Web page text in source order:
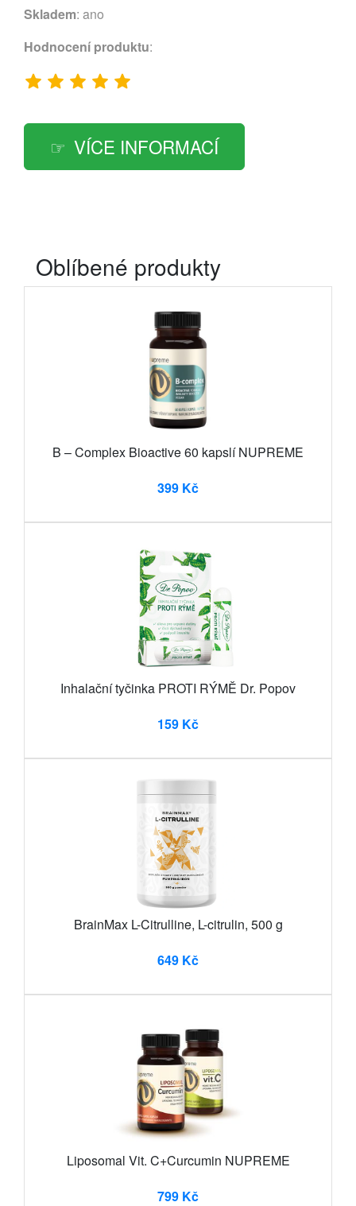
Skladem: ano
Hodnocení produktu:
VÍCE INFORMACÍ
Oblíbené produkty
B – Complex Bioactive 60 kapslí NUPREME
399 Kč
Inhalační tyčinka PROTI RÝMĚ Dr. Popov
159 Kč
BrainMax L-Citrulline, L-citrulin, 500 g
649 Kč
Liposomal Vit. C+Curcumin NUPREME
799 Kč